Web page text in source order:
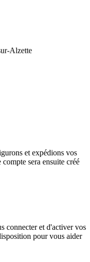
Alzette
et expédions vos
sera ensuite créé
connecter et d'activer vos
pour vous aider